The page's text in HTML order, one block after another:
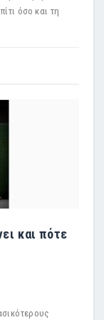
όσο και τη
και πότε